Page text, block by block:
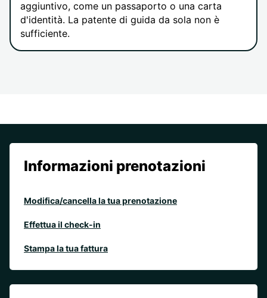
aggiuntivo, come un passaporto o una carta
d'identità. La patente di guida da sola non è
sufficiente.
Informazioni prenotazioni
Modifica/cancella la tua prenotazione
Effettua il check-in
Stampa la tua fattura